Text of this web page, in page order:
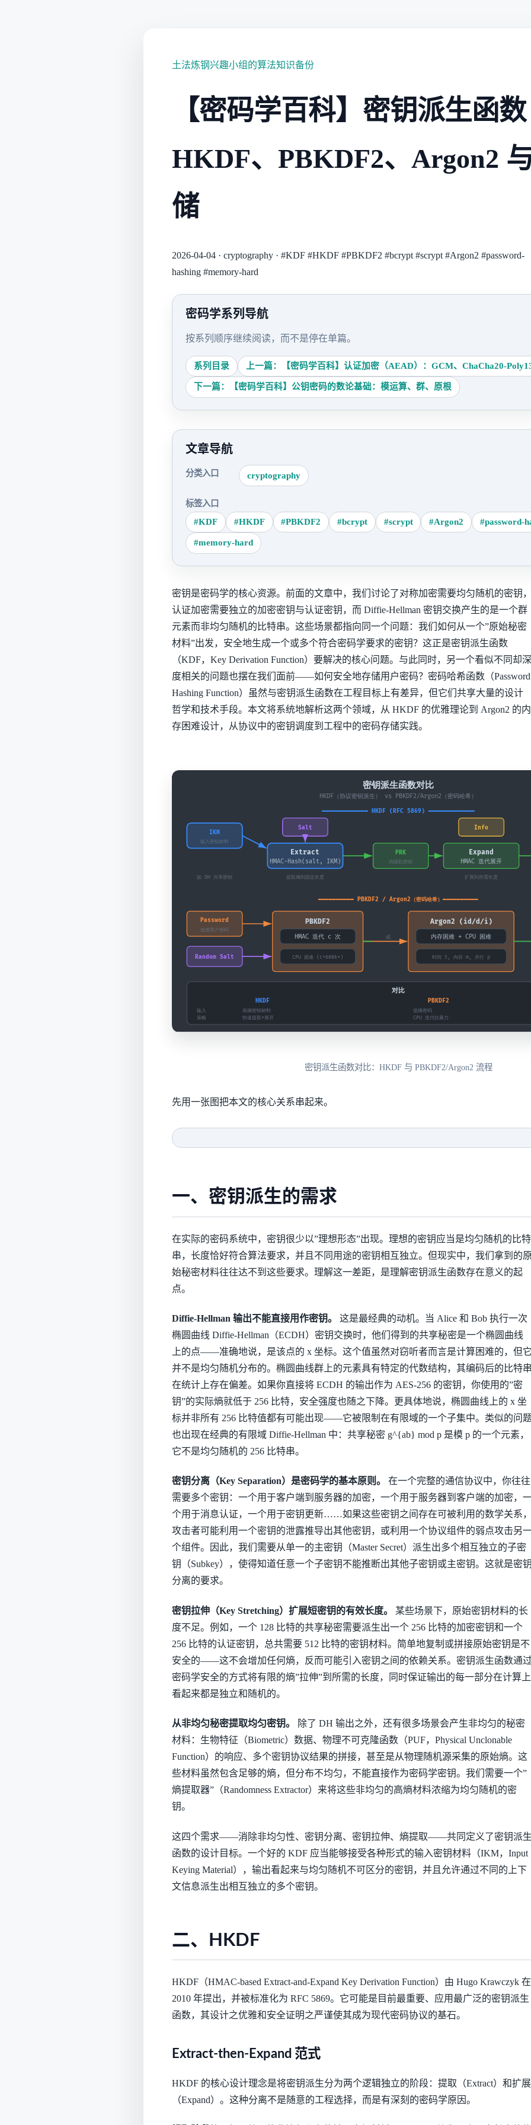
土法炼钢兴趣小组的算法知识备份
【密码学百科】密钥派生函
HKDF、PBKDF2、Argon2
储
2026-04-04 · cryptography · #KDF #HKDF #PBKDF2 #bcrypt #scrypt #Argon2 #password-
hashing #memory-hard
密码学系列导航
按系列顺序继续阅读，而不是停在单篇。
系列目录 上一篇：【密码学百科】认证加密（AEAD）：GCM、ChaCha20-
下一篇：【密码学百科】公钥密码的数论基础：模运算、群、原根
文章导航
分类入口 cryptography
标签入口
#KDF
#HKDF #PBKDF2 #bcrypt #scrypt #Argon2 #password-
#memory-hard
密钥是密码学的核心资源。前面的文章中，我们讨论了对称加密需要均匀随机的密钥
认证加密需要独立的加密密钥与认证密钥，而 Diffie-Hellman 密钥交换产生的是一个群
元素而非均匀随机的比特串。这些场景都指向同一个问题：我们如何从一个”原始秘密
材料”出发，安全地生成一个或多个符合密码学要求的密钥？这正是密钥派生函数
（KDF，Key Derivation Function）要解决的核心问题。与此同时，另一个看似不同却深
度相关的问题也摆在我们面前——如何安全地存储用户密码？密码哈希函数（Password
Hashing Function）虽然与密钥派生函数在工程目标上有差异，但它们共享大量的设计
哲学和技术手段。本文将系统地解析这两个领域，从 HKDF 的优雅理论到 Argon2 的内
存困难设计，从协议中的密钥调度到工程中的密码存储实践。
密钥派生函数对比：HKDF 与 PBKDF2/Argon2 流程
先用一张图把本文的核心关系串起来。
一、密钥派生的需求
在实际的密码系统中，密钥很少以”理想形态”出现。理想的密钥应当是均匀随机的比特
串，长度恰好符合算法要求，并且不同用途的密钥相互独立。但现实中，我们拿到的
始秘密材料往往达不到这些要求。理解这一差距，是理解密钥派生函数存在意义的起
点。
Diffie-Hellman 输出不能直接用作密钥。
这是最经典的动机。当 Alice 和 Bob 执行一次
椭圆曲线 Diffie-Hellman（ECDH）密钥交换时，他们得到的共享秘密是一个椭圆曲线
上的点——准确地说，是该点的 x 坐标。这个值虽然对窃听者而言是计算困难的，但
并不是均匀随机分布的。椭圆曲线群上的元素具有特定的代数结构，其编码后的比特
在统计上存在偏差。如果你直接将 ECDH 的输出作为 AES-256 的密钥，你使用的”密
钥”的实际熵就低于 256 比特，安全强度也随之下降。更具体地说，椭圆曲线上的 x 坐
标并非所有 256 比特值都有可能出现——它被限制在有限域的一个子集中。类似的问
也出现在经典的有限域 Diffie-Hellman 中：共享秘密 g^{ab} mod p 是模 p 的一个元素，
它不是均匀随机的 256 比特串。
密钥分离（Key Separation）是密码学的基本原则。
在一个完整的通信协议中，你往往
需要多个密钥：一个用于客户端到服务器的加密，一个用于服务器到客户端的加密，
个用于消息认证，一个用于密钥更新……如果这些密钥之间存在可被利用的数学关系
攻击者可能利用一个密钥的泄露推导出其他密钥，或利用一个协议组件的弱点攻击另
个组件。因此，我们需要从单一的主密钥（Master Secret）派生出多个相互独立的子密
钥（Subkey），使得知道任意一个子密钥不能推断出其他子密钥或主密钥。这就是密
分离的要求。
密钥拉伸（Key Stretching）扩展短密钥的有效长度。
某些场景下，原始密钥材料的长
度不足。例如，一个 128 比特的共享秘密需要派生出一个 256 比特的加密密钥和一个
256 比特的认证密钥，总共需要 512 比特的密钥材料。简单地复制或拼接原始密钥是不
安全的——这不会增加任何熵，反而可能引入密钥之间的依赖关系。密钥派生函数通
密码学安全的方式将有限的熵”拉伸”到所需的长度，同时保证输出的每一部分在计算上
看起来都是独立和随机的。
从非均匀秘密提取均匀密钥。
除了 DH 输出之外，还有很多场景会产生非均匀的秘密
材料：生物特征（Biometric）数据、物理不可克隆函数（PUF，Physical Unclonable
Function）的响应、多个密钥协议结果的拼接，甚至是从物理随机源采集的原始熵。这
些材料虽然包含足够的熵，但分布不均匀，不能直接作为密码学密钥。我们需要一个”
熵提取器”（Randomness Extractor）来将这些非均匀的高熵材料浓缩为均匀随机的密
钥。
这四个需求——消除非均匀性、密钥分离、密钥拉伸、熵提取——共同定义了密钥派
函数的设计目标。一个好的 KDF 应当能够接受各种形式的输入密钥材料（IKM，Input
Keying Material），输出看起来与均匀随机不可区分的密钥，并且允许通过不同的上下
文信息派生出相互独立的多个密钥。
二、HKDF
HKDF（HMAC-based Extract-and-Expand Key Derivation Function）由 Hugo Krawczyk 在
2010 年提出，并被标准化为 RFC 5869。它可能是目前最重要、应用最广泛的密钥派生
函数，其设计之优雅和安全证明之严谨使其成为现代密码协议的基石。
Extract-then-Expand 范式
HKDF 的核心设计理念是将密钥派生分为两个逻辑独立的阶段：提取（Extract）和扩展
（Expand）。这种分离不是随意的工程选择，而是有深刻的密码学原因。